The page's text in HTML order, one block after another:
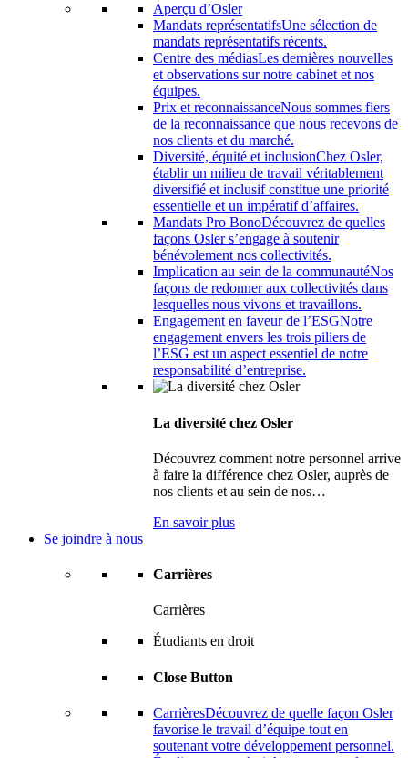
Aperçu d’Osler
Mandats représentatifsUne sélection de
mandats représentatifs récents.
Centre des médiasLes dernières nouvelles
et observations sur notre cabinet et nos
équipes.
Prix ​​et reconnaissanceNous sommes fiers
de la reconnaissance que nous recevons de
nos clients et du marché.
Diversité, équité et inclusionChez Osler,
établir un milieu de travail véritablement
diversifié et inclusif constitue une priorité
essentielle et un impératif d’affaires.
Mandats Pro BonoDécouvrez de quelles
façons Osler s’engage à soutenir
bénévolement nos collectivités.
Implication au sein de la communautéNos
façons de redonner aux collectivités dans
lesquelles nous vivons et travaillons.
Engagement en faveur de l’ESGNotre
engagement envers les trois piliers de
l’ESG est un aspect essentiel de notre
responsabilité d’entreprise.
La diversité chez Osler
Découvrez comment notre personnel arrive
à faire la différence chez Osler, auprès de
nos clients et au sein de nos…
En savoir plus
Se joindre à nous
Carrières
Carrières
Étudiants en droit
Close Button
CarrièresDécouvrez de quelle façon Osler
favorise le travail d’équipe tout en
soutenant votre développement personnel.